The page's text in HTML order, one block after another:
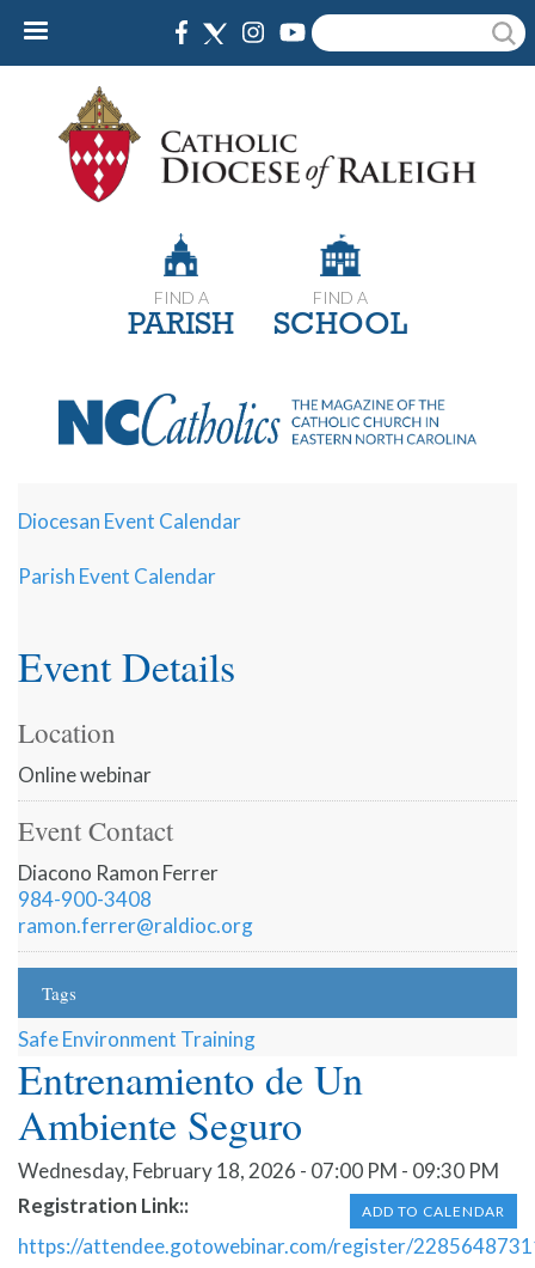
Skip
content
Search
FIND A
PARISH
FIND A
SCHOOL
Diocesan Event Calendar
Parish Event Calendar
Event Details
Location
Online webinar
Event Contact
Diacono Ramon Ferrer
984-900-3408
ramon.ferrer@raldioc.org
Tags
Safe Environment Training
Entrenamiento de Un
Ambiente Seguro
Wednesday, February 18, 2026 - 07:00 PM - 09:30 PM
ADD TO CALENDAR
Registration Link:
https://attendee.gotowebinar.com/register/